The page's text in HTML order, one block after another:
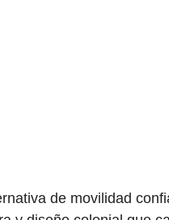
de movilidad